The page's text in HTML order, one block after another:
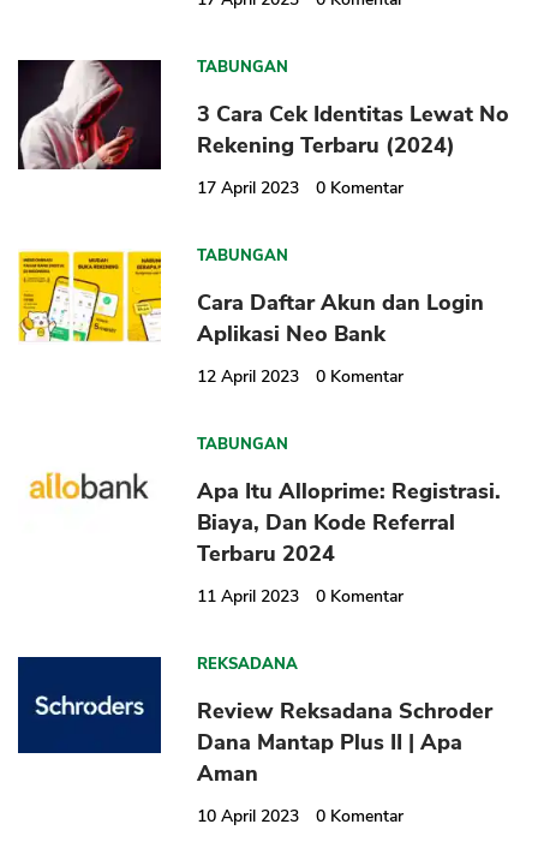
TABUNGAN
3 Cara Cek Identitas Lewat No
Rekening Terbaru (2024)
17 April 2023 0 Komentar
TABUNGAN
Cara Daftar Akun dan Login
Aplikasi Neo Bank
12 April 2023 0 Komentar
TABUNGAN
Apa Itu Alloprime: Registrasi.
Biaya, Dan Kode Referral
Terbaru 2024
11 April 2023 0 Komentar
REKSADANA
Review Reksadana Schroder
Dana Mantap Plus II | Apa
Aman
10 April 2023 0 Komentar
CANCEL